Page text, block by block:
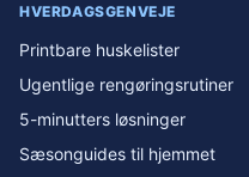
HVERDAGSGENVEJE
Printbare huskelister
Ugentlige rengøringsrutiner
5-minutters løsninger
Sæsonguides til hjemmet